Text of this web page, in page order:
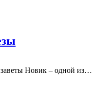
Новик – одной из…